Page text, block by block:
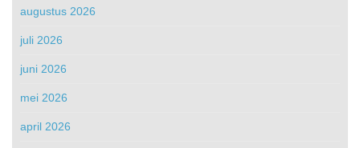
augustus 2026
juli 2026
juni 2026
mei 2026
april 2026